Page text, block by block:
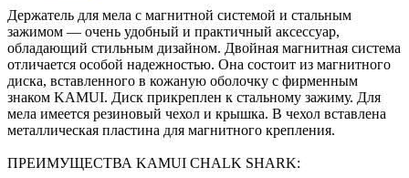
Держатель для мела с магнитной системой и стальным
зажимом — очень удобный и практичный аксессуар,
обладающий стильным дизайном. Двойная магнитная система
отличается особой надежностью. Она состоит из магнитного
диска, вставленного в кожаную оболочку с фирменным
знаком KAMUI. Диск прикреплен к стальному зажиму. Для
мела имеется резиновый чехол и крышка. В чехол вставлена
металлическая пластина для магнитного крепления.
ПРЕИМУЩЕСТВА KAMUI CHALK SHARK: